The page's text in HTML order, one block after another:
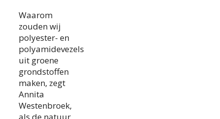
Waarom
zouden wij
polyester- en
polyamidevezels
uit groene
grondstoffen
maken, zegt
Annita
Westenbroek,
als de natuur